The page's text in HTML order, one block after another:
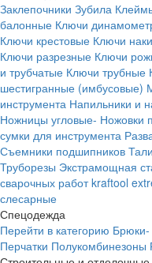
Заклепочники Зубила
балонные Ключи
Ключи крестовые Ключи
Ключи разрезные Ключи
и трубчатые Ключи трубные
шестигранные (имбусовые)
инструмента Напильники и
Ножницы угловые- Ножовки
сумки для инструмента
Съемники подшипников
Труборезы Экстрамощная
сварочных работ kraftool
слесарные
Спецодежда
Перейти в категорию Брюки-
Перчатки Полукомбинезоны